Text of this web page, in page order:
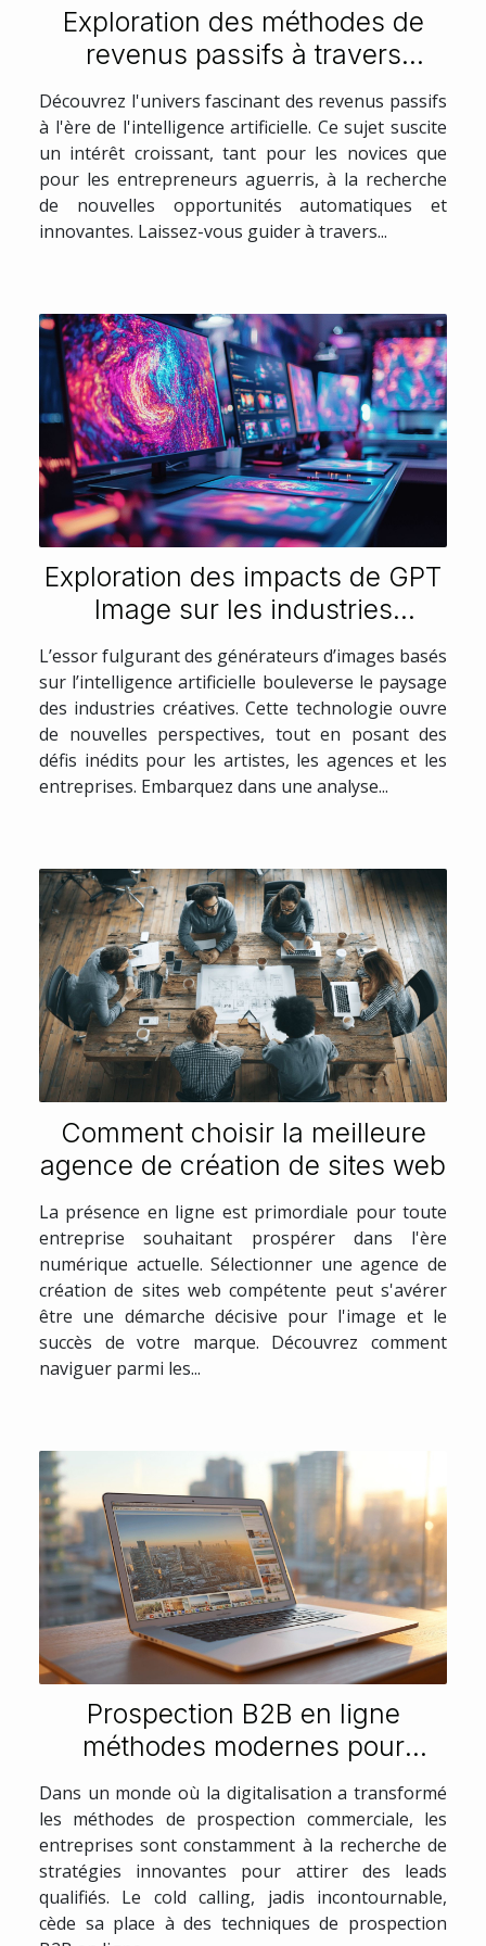
Exploration des méthodes de
revenus passifs à travers
l'intelligence artificielle
Découvrez l'univers fascinant des revenus passifs
à l'ère de l'intelligence artificielle. Ce sujet suscite
un intérêt croissant, tant pour les novices que
pour les entrepreneurs aguerris, à la recherche
de nouvelles opportunités automatiques et
innovantes. Laissez-vous guider à travers...
Exploration des impacts de GPT
Image sur les industries
créatives
L’essor fulgurant des générateurs d’images basés
sur l’intelligence artificielle bouleverse le paysage
des industries créatives. Cette technologie ouvre
de nouvelles perspectives, tout en posant des
défis inédits pour les artistes, les agences et les
entreprises. Embarquez dans une analyse...
Comment choisir la meilleure
agence de création de sites web
La présence en ligne est primordiale pour toute
entreprise souhaitant prospérer dans l'ère
numérique actuelle. Sélectionner une agence de
création de sites web compétente peut s'avérer
être une démarche décisive pour l'image et le
succès de votre marque. Découvrez comment
naviguer parmi les...
Prospection B2B en ligne
méthodes modernes pour
générer des leads qualifiés sans
cold calling
Dans un monde où la digitalisation a transformé
les méthodes de prospection commerciale, les
entreprises sont constamment à la recherche de
stratégies innovantes pour attirer des leads
qualifiés. Le cold calling, jadis incontournable,
cède sa place à des techniques de prospection